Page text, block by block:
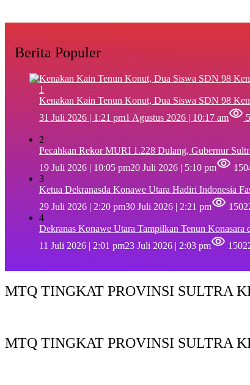
Berita Populer
1
‎Kenakan Kain Tenun Konut, Dua Siswa SDN 98
31 Juli 2026 | 1:21 pm1 Agustus 2026 | 10:17 am
2
Pecahkan Rekor MURI 1.228 Dulang, Gubernur
19 Juli 2026 | 10:05 pm20 Juli 2026 | 5:10 pm
3
Ketua Dekranasda Konawe Utara Hadiri Indonesia
29 Juli 2026 | 2:20 pm30 Juli 2026 | 2:21 pm
4
Dekranas Konawe Utara Tampilkan Tenun
11 Juli 2026 | 2:01 pm23 Juli 2026 | 2:03 pm
MTQ TINGKAT PROVINSI SULTRA
MTQ TINGKAT PROVINSI SULTRA